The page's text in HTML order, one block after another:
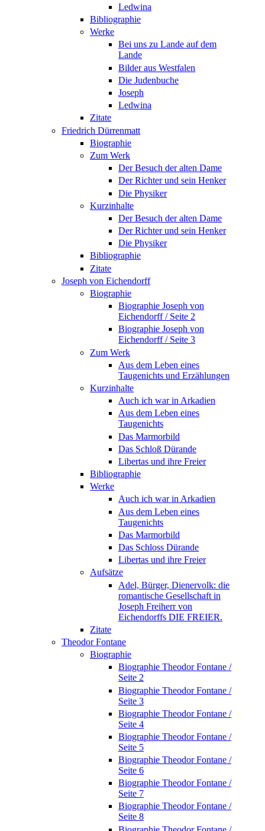
Ledwina
Bibliographie
Werke
Bei uns zu Lande auf dem
Lande
Bilder aus Westfalen
Die Judenbuche
Joseph
Ledwina
Zitate
Friedrich Dürrenmatt
Biographie
Zum Werk
Der Besuch der alten Dame
Der Richter und sein Henker
Die Physiker
Kurzinhalte
Der Besuch der alten Dame
Der Richter und sein Henker
Die Physiker
Bibliographie
Zitate
Joseph von Eichendorff
Biographie
Biographie Joseph von
Eichendorff / Seite 2
Biographie Joseph von
Eichendorff / Seite 3
Zum Werk
Aus dem Leben eines
Taugenichts und Erzählungen
Kurzinhalte
Auch ich war in Arkadien
Aus dem Leben eines
Taugenichts
Das Marmorbild
Das Schloß Dürande
Libertas und ihre Freier
Bibliographie
Werke
Auch ich war in Arkadien
Aus dem Leben eines
Taugenichts
Das Marmorbild
Das Schloss Dürande
Libertas und ihre Freier
Aufsätze
Adel, Bürger, Dienervolk: die
romantische Gesellschaft in
Joseph Freiherr von
Eichendorffs DIE FREIER.
Zitate
Theodor Fontane
Biographie
Biographie Theodor Fontane /
Seite 2
Biographie Theodor Fontane /
Seite 3
Biographie Theodor Fontane /
Seite 4
Biographie Theodor Fontane /
Seite 5
Biographie Theodor Fontane /
Seite 6
Biographie Theodor Fontane /
Seite 7
Biographie Theodor Fontane /
Seite 8